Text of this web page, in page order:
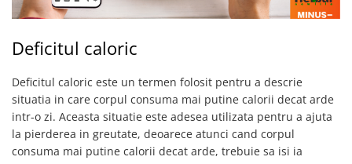
Deficitul caloric
Deficitul caloric este un termen folosit pentru a descrie
situatia in care corpul consuma mai putine calorii decat arde
intr-o zi. Aceasta situatie este adesea utilizata pentru a ajuta
la pierderea in greutate, deoarece atunci cand corpul
consuma mai putine calorii decat arde, trebuie sa isi ia